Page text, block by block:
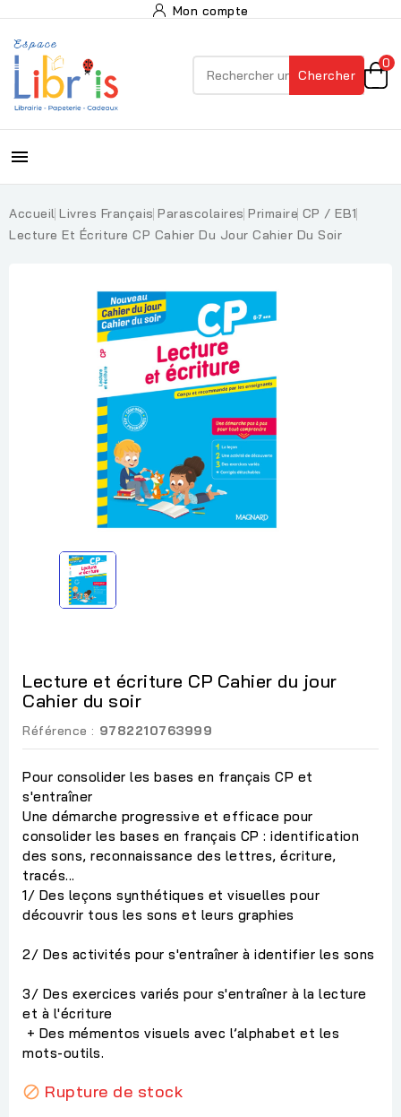
Mon compte
Chercher
0

Accueil Livres Français Parascolaires Primaire CP / EB1
Lecture Et Écriture CP Cahier Du Jour Cahier Du Soir
Lecture et écriture CP Cahier du jour
Cahier du soir
Référence : 9782210763999
Pour consolider les bases en français CP et
s'entraîner
Une démarche progressive et efficace pour
consolider les bases en français CP : identification
des sons, reconnaissance des lettres, écriture,
tracés...
1/ Des leçons synthétiques et visuelles pour
découvrir tous les sons et leurs graphies
2/ Des activités pour s'entraîner à identifier les sons
3/ Des exercices variés pour s'entraîner à la lecture
et à l'écriture
+ Des mémentos visuels avec l’alphabet et les
mots-outils.
 Rupture de stock